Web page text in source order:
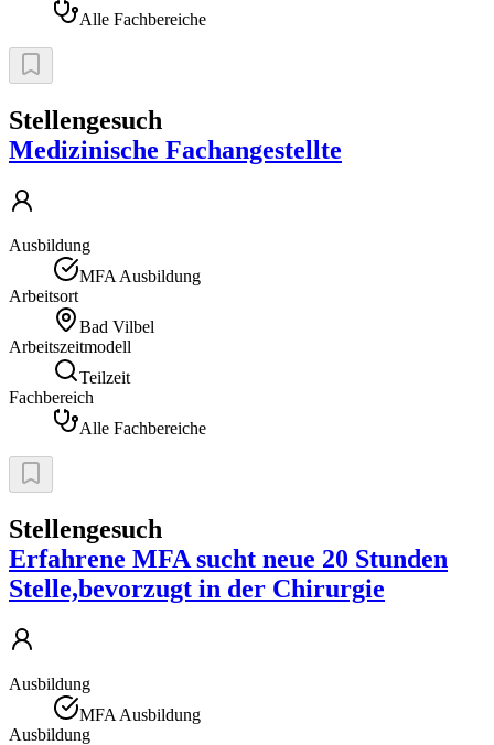
Alle Fachbereiche
Stellengesuch
Medizinische Fachangestellte
Ausbildung
MFA Ausbildung
Arbeitsort
Bad Vilbel
Arbeitszeitmodell
Teilzeit
Fachbereich
Alle Fachbereiche
Stellengesuch
Erfahrene MFA sucht neue 20 Stunden
Stelle,bevorzugt in der Chirurgie
Ausbildung
MFA Ausbildung
Ausbildung